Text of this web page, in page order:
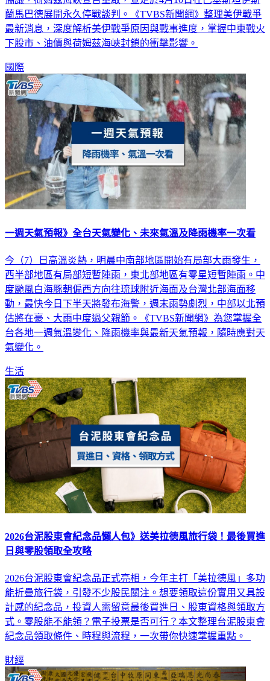
協議，荷姆茲海峽宣告重啟，並定於4月10日在巴基斯坦伊斯
蘭馬巴德展開永久停戰談判。《TVBS新聞網》整理美伊戰爭
最新消息，深度解析美伊戰爭原因與戰事進度，掌握中東戰火
國際
今（7）日高溫炎熱，明晨中南部地區開始有局部大雨發生，
西半部地區有局部短暫陣雨，東北部地區有零星短暫陣雨。中
度颱風白海豚朝偏西方向往琉球附近海面及台灣北部海面移
動，最快今日下半天將發布海警，週末雨勢劇烈，中部以北預
估將在豪、大雨中度過父親節。《TVBS新聞網》為您掌握全
台各地一週氣溫變化、降雨機率與最新天氣預報，隨時應對天
生活
2026台泥股東會紀念品懶人包》送美拉德風旅行袋！最後買進
2026台泥股東會紀念品正式亮相，今年主打「美拉德風」多功
能折疊旅行袋，引發不少股民關注。想要領取這份實用又具設
計感的紀念品，投資人需留意最後買進日、股東資格與領取方
式。零股能不能領？電子投票是否可行？本文整理台泥股東會
財經